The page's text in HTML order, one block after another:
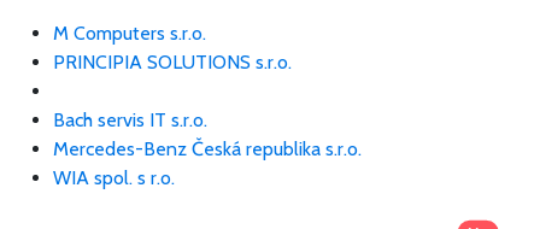
M Computers s.r.o.
PRINCIPIA SOLUTIONS s.r.o.
Bach servis IT s.r.o.
Mercedes-Benz Česká republika s.r.o.
WIA spol. s r.o.